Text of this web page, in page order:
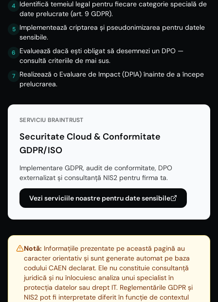
4 Identifică temeiul legal pentru fiecare categorie specială de
date prelucrate (art. 9 GDPR).
5 Implementează criptarea și pseudonimizarea pentru datele
sensibile.
6
Evaluează dacă ești obligat să desemnezi un DPO —
consultă criteriile de mai sus.
7
Realizează o Evaluare de Impact (DPIA) înainte de a începe
prelucrarea.
SERVICIU BRAINTRUST
Securitate Cloud & Conformitate
GDPR/ISO
Implementare GDPR, audit de conformitate, DPO
externalizat și consultanță NIS2 pentru firma ta.
Vezi serviciile noastre pentru date sensibile
Notă: Informațiile prezentate pe această pagină au
caracter orientativ și sunt generate automat pe baza
codului CAEN declarat. Ele nu constituie consultanță
juridică și nu înlocuiesc analiza unui specialist în
protecția datelor sau drept IT. Reglementările GDPR și
NIS2 pot fi interpretate diferit în funcție de contextul